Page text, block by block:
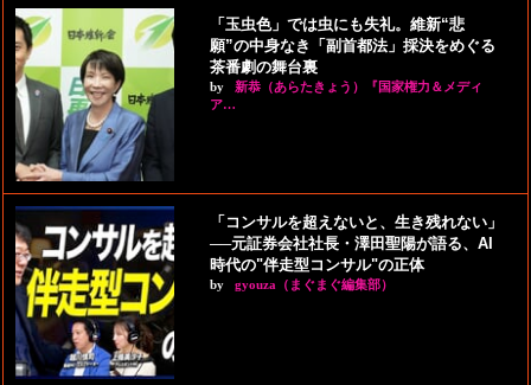
「玉虫色」では虫にも失礼。維新“悲
願”の中身なき「副首都法」採決をめぐる
茶番劇の舞台裏
by
新恭（あらたきょう）『国家権力＆メディ
ア…
「コンサルを超えないと、生き残れない」
──元証券会社社長・澤田聖陽が語る、AI
時代の"伴走型コンサル"の正体
by gyouza（まぐまぐ編集部）